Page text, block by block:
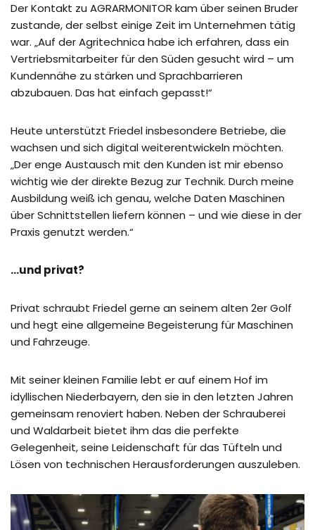
Der Kontakt zu AGRARMONITOR kam über seinen Bruder
zustande, der selbst einige Zeit im Unternehmen tätig
war. „Auf der Agritechnica habe ich erfahren, dass ein
Vertriebsmitarbeiter für den Süden gesucht wird – um
Kundennähe zu stärken und Sprachbarrieren
abzubauen. Das hat einfach gepasst!“
Heute unterstützt Friedel insbesondere Betriebe, die
wachsen und sich digital weiterentwickeln möchten.
„Der enge Austausch mit den Kunden ist mir ebenso
wichtig wie der direkte Bezug zur Technik. Durch meine
Ausbildung weiß ich genau, welche Daten Maschinen
über Schnittstellen liefern können – und wie diese in der
Praxis genutzt werden.“
…und privat?
Privat schraubt Friedel gerne an seinem alten 2er Golf
und hegt eine allgemeine Begeisterung für Maschinen
und Fahrzeuge.
Mit seiner kleinen Familie lebt er auf einem Hof im
idyllischen Niederbayern, den sie in den letzten Jahren
gemeinsam renoviert haben. Neben der Schrauberei
und Waldarbeit bietet ihm das die perfekte
Gelegenheit, seine Leidenschaft für das Tüfteln und
Lösen von technischen Herausforderungen auszuleben.